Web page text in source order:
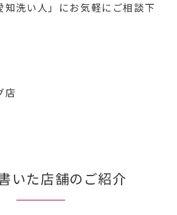
知洗い人」にお気軽にご相談下
店
いた店舗のご紹介